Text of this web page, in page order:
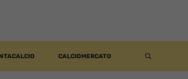
CALCIOMERCATO